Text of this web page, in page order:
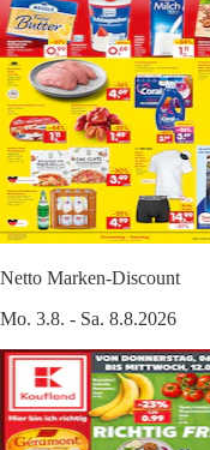
Netto Marken-Discount
Mo. 3.8. - Sa. 8.8.2026